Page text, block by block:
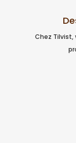
Chez Tilvist,